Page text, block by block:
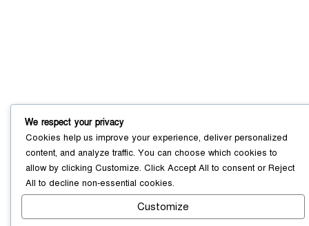
০২ আগস্ট ২০২৬
নারায়ণগঞ্জে জাতীয় যুব শক্তির নতুন কমিটি,
নেতৃত্বে বাঁধন-ইমন
০২ আগস্ট ২০২৬
We respect your privacy
Cookies help us improve your experience, deliver personalized
content, and analyze traffic. You can choose which cookies to
allow by clicking Customize. Click Accept All to consent orReject
All to decline non-essential cookies.
Customize